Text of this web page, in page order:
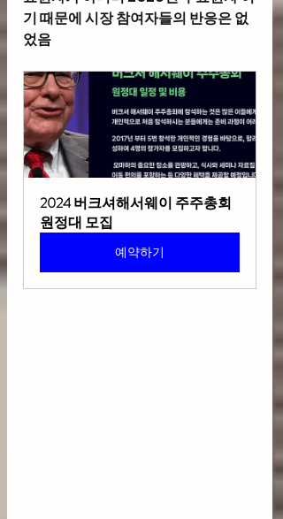
기 때문에 시장 참여자들의 반응은 없
었음
2024 버크셔해서웨이 주주총회
원정대 모집
예약하기